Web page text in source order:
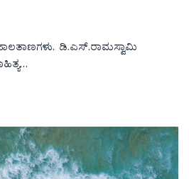
ಜಾಲತಾಣಗಳು. ಡಿ.ಎಸ್.ರಾಮಸ್ವಾಮಿ